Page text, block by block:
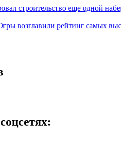
строительство еще одной
возглавили рейтинг самых